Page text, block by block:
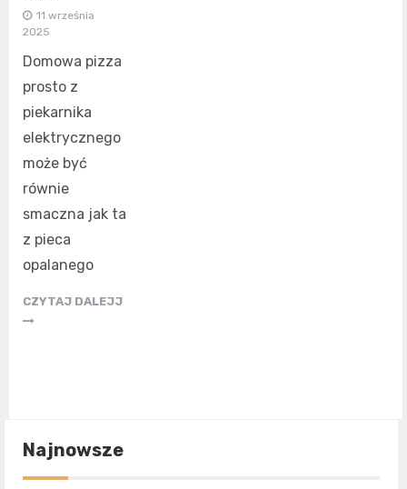
11 września
2025
Domowa pizza
prosto z
piekarnika
elektrycznego
może być
równie
smaczna jak ta
z pieca
opalanego
CZYTAJ DALEJJ
Najnowsze